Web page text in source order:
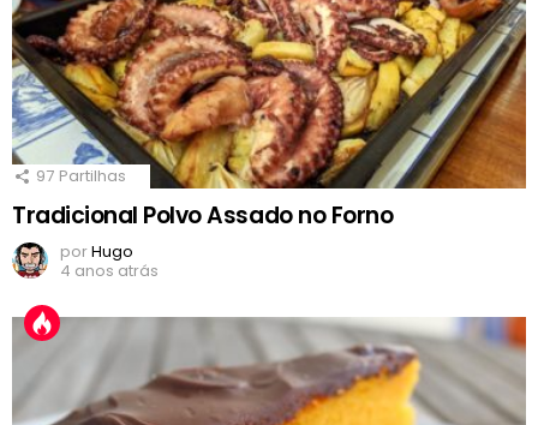
97 Partilhas
Tradicional Polvo Assado no Forno
porHugo
4 anos atrás